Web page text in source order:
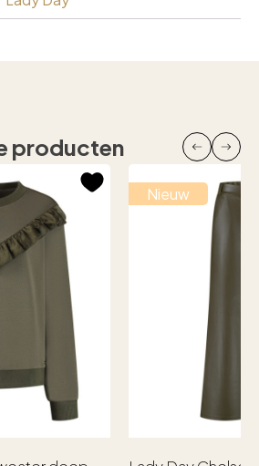
producten
Nieuw